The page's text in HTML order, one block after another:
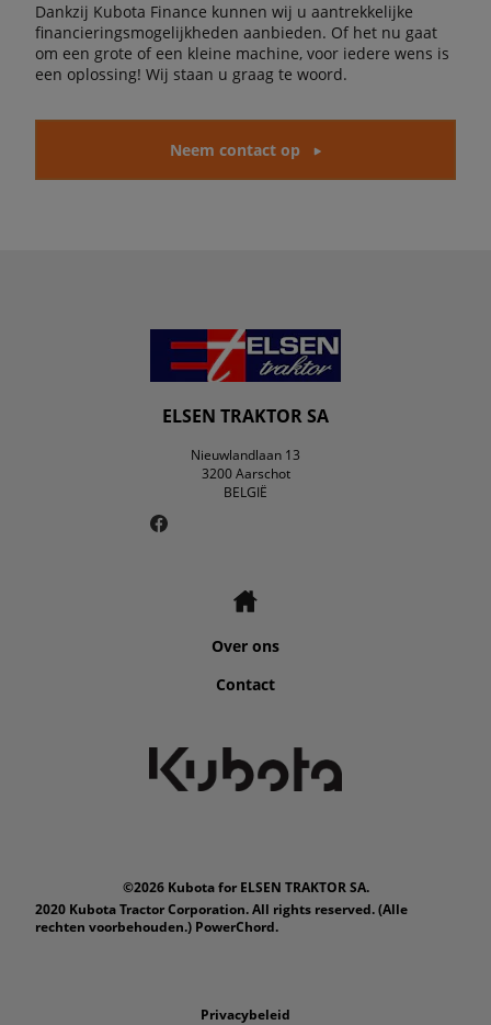
Dankzij Kubota Finance kunnen wij u aantrekkelijke
financieringsmogelijkheden aanbieden. Of het nu gaat
om een grote of een kleine machine, voor iedere wens is
een oplossing! Wij staan u graag te woord.
Neem contact op
ELSEN TRAKTOR SA
Nieuwlandlaan 13
3200 Aarschot
BELGIË
Over ons
Contact
©2026 Kubota for ELSEN TRAKTOR SA.
2020 Kubota Tractor Corporation. All rights reserved. (Alle
rechten voorbehouden.) PowerChord.
Privacybeleid